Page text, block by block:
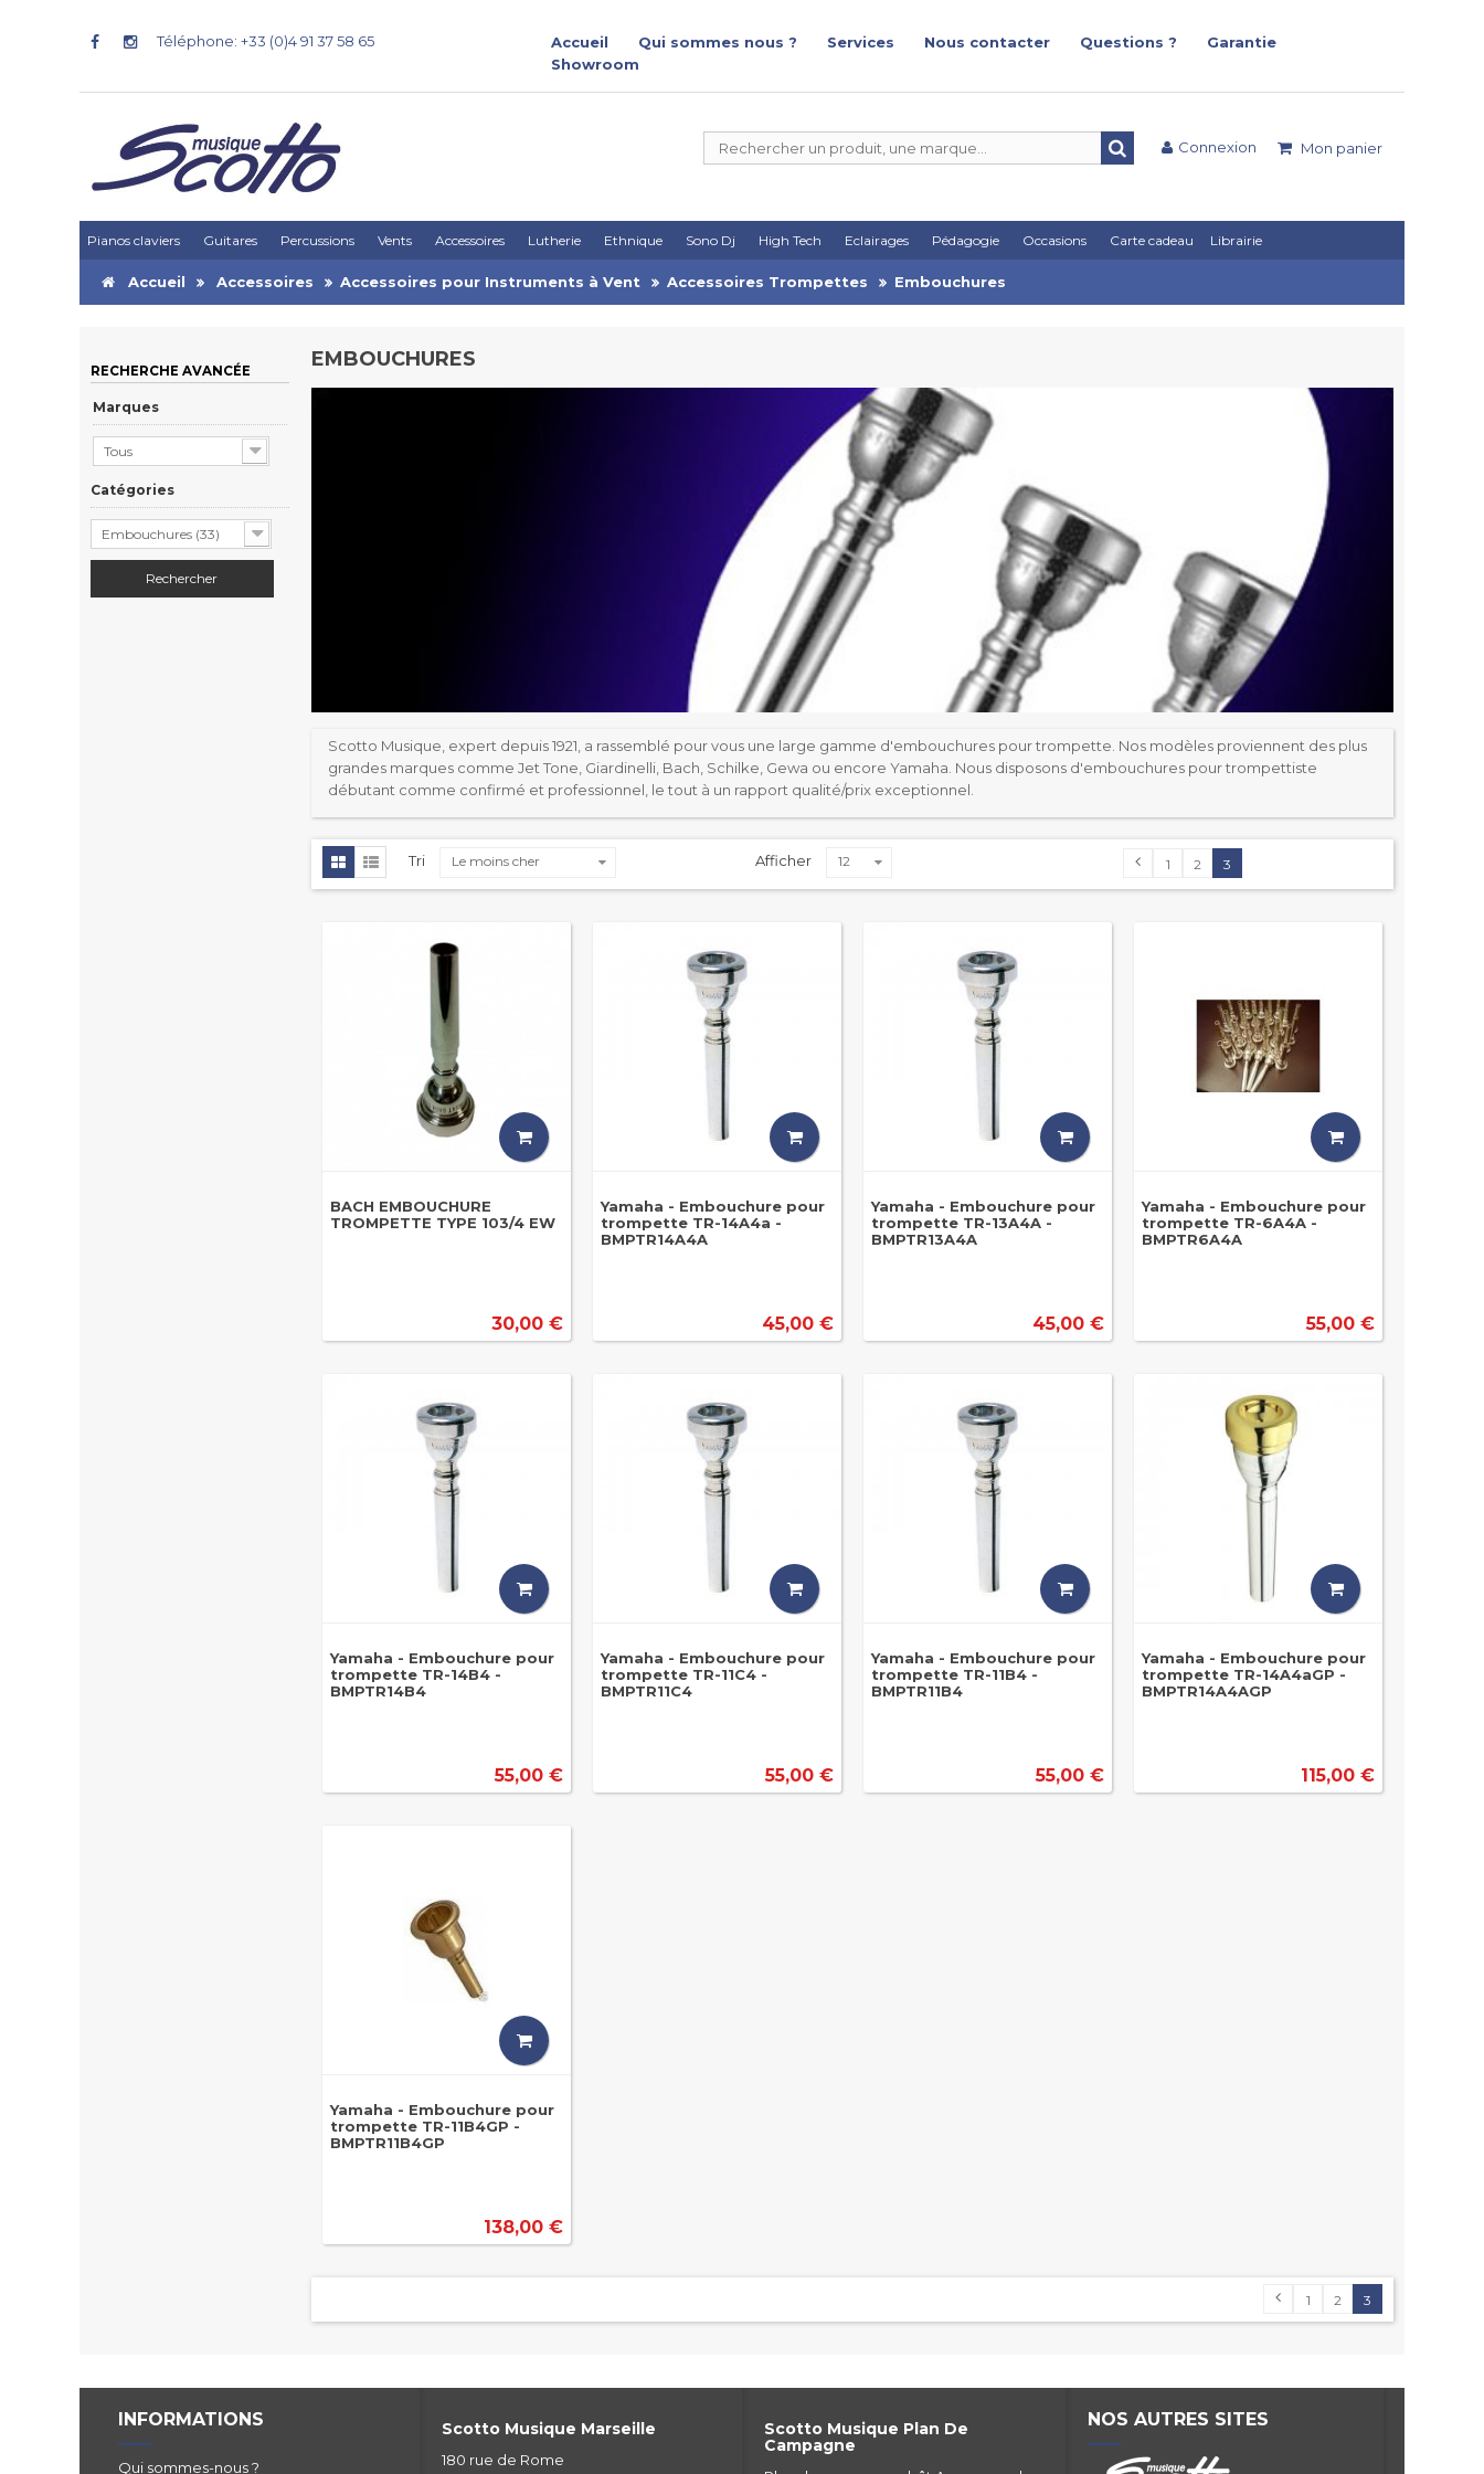
Téléphone: +33 (0)4 91 37 58 65 Accueil Qui sommes nous ? Services Nous contacter Questions ?
Garantie
Showroom
Mon panier
Connexion
Pianos claviers Guitares Percussions Vents Accessoires Lutherie Ethnique Sono Dj High Tech Eclairages Pédagogie Occasions Carte cadeau Librairie
Accueil Accessoires Accessoires pour Instruments à Vent Accessoires Trompettes Embouchures
RECHERCHE AVANCÉE
Marques
Tous
Catégories
Embouchures (33)
EMBOUCHURES
Scotto Musique, expert depuis 1921, a rassemblé pour vous une large gamme d'embouchures pour trompette. Nos modèles proviennent des plus
grandes marques comme Jet Tone, Giardinelli, Bach, Schilke, Gewa ou encore Yamaha. Nous disposons d'embouchures pour trompettiste
débutant comme confirmé et professionnel, le tout à un rapport qualité/prix exceptionnel.
1 2 3
Tri Le moins cher Afficher 12
BACH EMBOUCHURE
TROMPETTE TYPE 103/4 EW
30,00 €
Yamaha - Embouchure pour
trompette TR-14A4a -
BMPTR14A4A
45,00 €
Yamaha - Embouchure pour
trompette TR-13A4A -
BMPTR13A4A
45,00 €
Yamaha - Embouchure pour
trompette TR-6A4A -
BMPTR6A4A
55,00 €
Yamaha - Embouchure pour
trompette TR-14B4 -
BMPTR14B4
55,00 €
Yamaha - Embouchure pour
trompette TR-11C4 -
BMPTR11C4
55,00 €
Yamaha - Embouchure pour
trompette TR-11B4 -
BMPTR11B4
55,00 €
Yamaha - Embouchure pour
trompette TR-14A4aGP -
BMPTR14A4AGP
115,00 €
Yamaha - Embouchure pour
trompette TR-11B4GP -
BMPTR11B4GP
138,00 €
1 2 3
INFORMATIONS
Qui sommes-nous ?
Scotto Musique Marseille
180 rue de Rome
Scotto Musique Plan De
Campagne
NOS AUTRES SITES